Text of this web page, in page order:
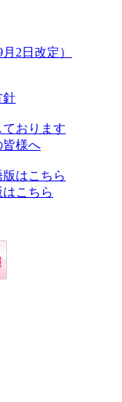
2日改定）
針
おります
皆様へ
はこちら
こちら